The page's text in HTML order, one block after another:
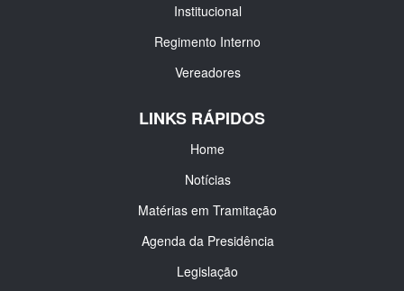
Institucional
Regimento Interno
Vereadores
LINKS RÁPIDOS
Home
Notícias
Matérias em Tramitação
Agenda da Presidência
Legislação